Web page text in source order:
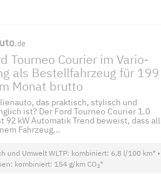
Tourneo Courier im Vario-
als Bestellfahrzeug für 199
Monat brutto
das praktisch, stylisch und
ist? Der Ford Tourneo Courier 1.0
92 kW Automatik Trend beweist, dass all
Fahrzeug...
und Umwelt WLTP: kombiniert: 6,8 l/100 km* •
kombiniert: 154 g/km CO2*